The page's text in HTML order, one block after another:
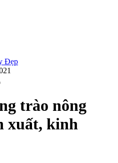
Đẹp
trào nông
xuất, kinh